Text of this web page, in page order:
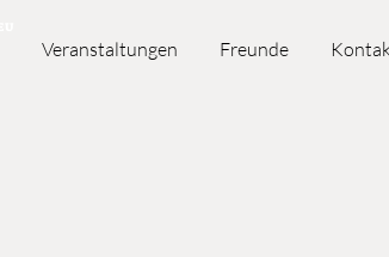
Veranstaltungen Freunde